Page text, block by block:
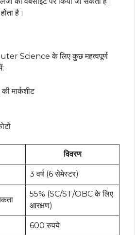
है।
Science के लिए कुछ महत्वपूर्ण
मार्कशीट
विवरण
3 वर्ष (6 सेमेस्टर)
55% (SC/ST/OBC के लिए
आरक्षण)
600 रुपये